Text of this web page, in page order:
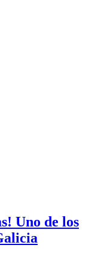
Uno de los